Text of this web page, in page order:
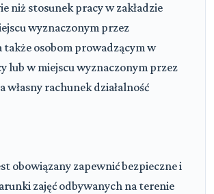
niż stosunek pracy w zakładzie
wyznaczonym przez
także osobom prowadzącym w
lub w miejscu wyznaczonym przez
własny rachunek działalność
obowiązany zapewnić bezpieczne i
zajęć odbywanych na terenie